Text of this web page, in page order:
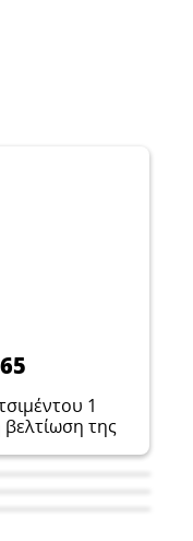
1
βελτίωση της
είναι έτοιμα